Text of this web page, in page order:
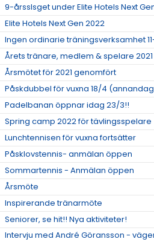
9-årsslsget under Elite Hotels Next
Elite Hotels Next Gen 2022
Ingen ordinarie träningsverksamhet
Årets tränare, medlem & spelare 2021
Årsmötet för 2021 genomfört
Påskdubbel för vuxna 18/4
Padelbanan öppnar idag 23/3!!
Spring camp 2022 för tävlingsspelare
Lunchtennisen för vuxna fortsätter
Påsklovstennis- anmälan öppen
Sommartennis - Anmälan öppen
Årsmöte
Inspirerande tränarmöte
Seniorer, se hit!! Nya aktiviteter!
Intervju med André Göransson -